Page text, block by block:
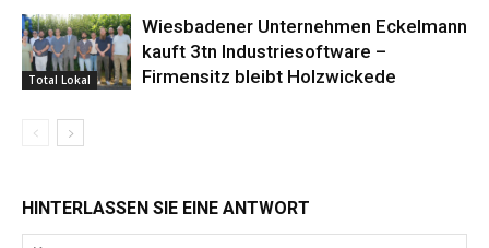
Total Lokal
Wiesbadener Unternehmen Eckelmann
kauft 3tn Industriesoftware –
Firmensitz bleibt Holzwickede
HINTERLASSEN SIE EINE ANTWORT